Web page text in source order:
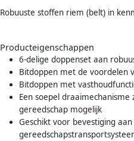
Robuuste stoffen riem (belt) in
Producteigenschappen
6-delige doppenset aan
Bitdoppen met de voordelen
Bitdoppen met
Een soepel
gereedschap mogelijk
Geschikt voor bevestiging